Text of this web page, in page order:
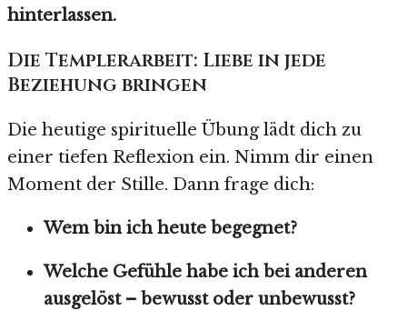
hinterlassen.
Die Templerarbeit: Liebe in jede
Beziehung bringen
Die heutige spirituelle Übung lädt dich zu
einer tiefen Reflexion ein. Nimm dir einen
Moment der Stille. Dann frage dich:
Wem bin ich heute begegnet?
Welche Gefühle habe ich bei anderen
ausgelöst – bewusst oder unbewusst?